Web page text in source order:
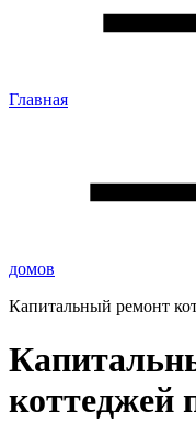
Главная
домов
Капитальный ремонт
коттеджей